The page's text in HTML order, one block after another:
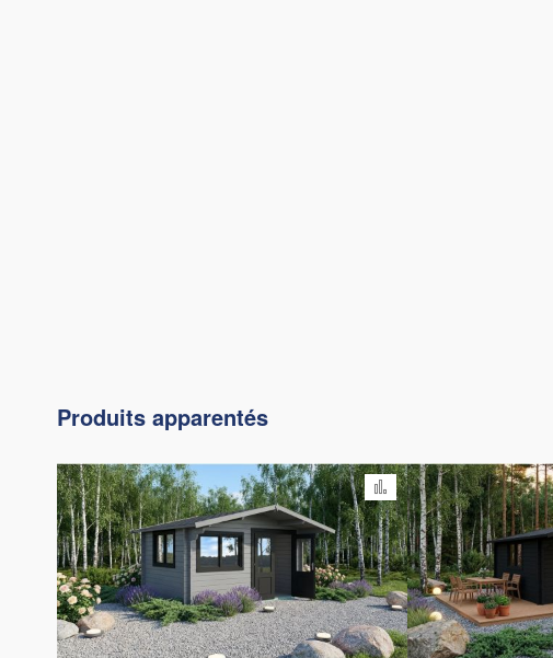
Produits apparentés
Ajouter au